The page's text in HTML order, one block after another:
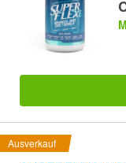
Ausverkauf